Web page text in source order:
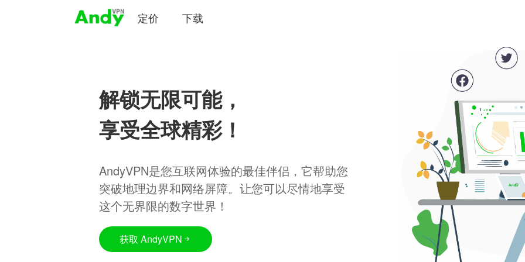
定价 下载
解锁无限可能，
享受全球精彩！
AndyVPN是您互联网体验的最佳伴侣，它帮助您
突破地理边界和网络屏障。让您可以尽情地享受
这个无界限的数字世界！
获取 AndyVPN